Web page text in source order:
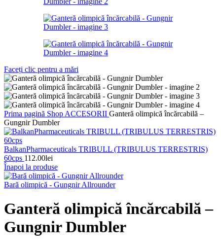
Faceți clic pentru a mări
Prima pagină Shop ACCESORII Ganteră olimpică încărcabilă –
Gungnir Dumbler
BalkanPharmaceuticals TRIBULL (TRIBULUS TERRESTRIS)
60cps 112.00lei
Înapoi la produse
Bară olimpică - Gungnir Allrounder
Ganteră olimpică încărcabilă –
Gungnir Dumbler